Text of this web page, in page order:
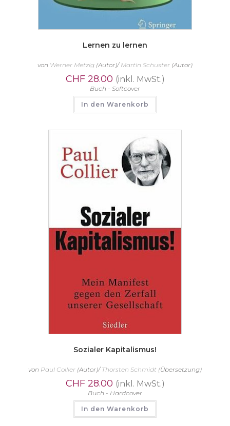
Lernen zu lernen
von Werner Metzig (Autor)/Martin Schuster (Autor)
CHF28.00 (inkl. MwSt.)
Buch - Softcover
In den Warenkorb
Sozialer Kapitalismus!
von Paul Collier (Autor)/Thorsten Schmidt (Übersetzung)
CHF28.00 (inkl. MwSt.)
Buch - Hardcover
In den Warenkorb